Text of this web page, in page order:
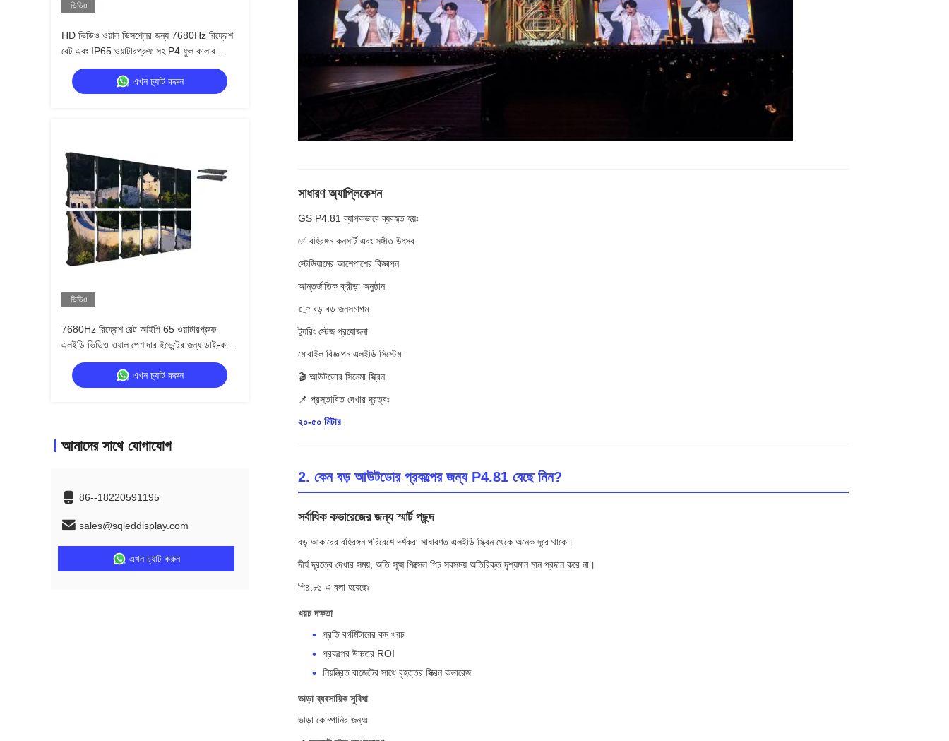
ভিডিও
HD ভিডিও ওয়াল ডিসপ্লের জন্য 7680Hz রিফ্রেশ
রেট এবং IP65 ওয়াটারপ্রুফ সহ P4 ফুল কালার
এলইডি আউটডোর ভাড়ার স্ক্রীন
এখন চ্যাট করুন
ভিডিও
7680Hz রিফ্রেশ রেট আইপি 65 ওয়াটারপ্রুফ
এলইডি ভিডিও ওয়াল পেশাদার ইভেন্টের জন্য ডাই-কাস্ট
অ্যালুমিনিয়াম ক্যাবিনেটের সাথে
এখন চ্যাট করুন
আমাদের সাথে যোগাযোগ
86--18220591195
sales@sqleddisplay.com
এখন চ্যাট করুন
সাধারণ অ্যাপ্লিকেশন
GS P4.81 ব্যাপকভাবে ব্যবহৃত হয়ঃ
✅ বহিরঙ্গন কনসার্ট এবং সঙ্গীত উৎসব
স্টেডিয়ামের আশেপাশের বিজ্ঞাপন
আন্তর্জাতিক ক্রীড়া অনুষ্ঠান
👉 বড় বড় জনসমাগম
ট্যুরিং স্টেজ প্রযোজনা
মোবাইল বিজ্ঞাপন এলইডি সিস্টেম
🎬 আউটডোর সিনেমা স্ক্রিন
📌 প্রস্তাবিত দেখার দূরত্বঃ
২০-৫০ মিটার
2. কেন বড় আউটডোর প্রকল্পের জন্য P4.81 বেছে নিন?
সর্বাধিক কভারেজের জন্য স্মার্ট পছন্দ
বড় আকারের বহিরঙ্গন পরিবেশে দর্শকরা সাধারণত এলইডি স্ক্রিন থেকে অনেক দূরে থাকে।
দীর্ঘ দূরত্বে দেখার সময়, অতি সূক্ষ্ম পিক্সেল পিচ সবসময় অতিরিক্ত দৃশ্যমান মান প্রদান করে না।
পি৪.৮১-এ বলা হয়েছেঃ
খরচ দক্ষতা
প্রতি বর্গমিটারের কম খরচ
প্রকল্পের উচ্চতর ROI
নিয়ন্ত্রিত বাজেটের সাথে বৃহত্তর স্ক্রিন কভারেজ
ভাড়া ব্যবসায়িক সুবিধা
ভাড়া কোম্পানির জন্যঃ